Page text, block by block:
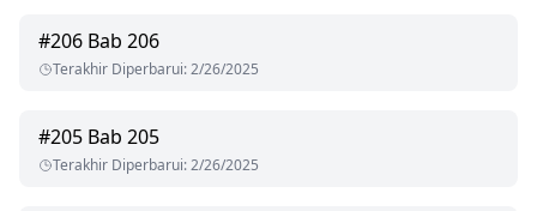
#206 Bab 206
Terakhir Diperbarui:2/26/2025
#205 Bab 205
Terakhir Diperbarui:2/26/2025